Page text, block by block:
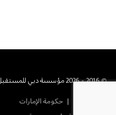
© 2016 - 2026 مؤسسة دبي للمستقبل
حكومة الإمارات